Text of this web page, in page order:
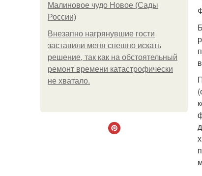
Малиновое чудо Новое (Сады
России)
Внезапно нагрянувшие гости
заставили меня спешно искать
решение, так как на обстоятельный
ремонт времени катастрофически
не хватало.